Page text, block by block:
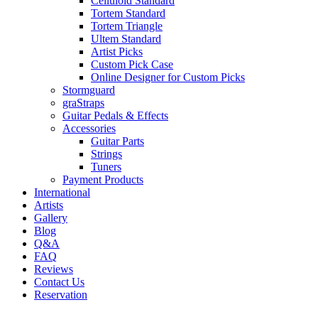
Tortem Standard
Tortem Triangle
Ultem Standard
Artist Picks
Custom Pick Case
Online Designer for Custom Picks
Stormguard
graStraps
Guitar Pedals & Effects
Accessories
Guitar Parts
Strings
Tuners
Payment Products
International
Artists
Gallery
Blog
Q&A
FAQ
Reviews
Contact Us
Reservation